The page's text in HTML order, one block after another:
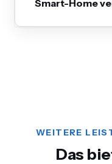
Smart-Home
WEITERE
Das